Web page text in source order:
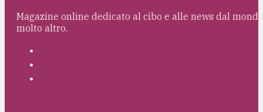
Magazine online dedicato al cibo e alle news dal
molto altro.